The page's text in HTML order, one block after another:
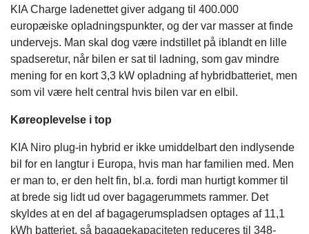
KIA Charge ladenettet giver adgang til 400.000
europæiske opladningspunkter, og der var masser at finde
undervejs. Man skal dog være indstillet på iblandt en lille
spadseretur, når bilen er sat til ladning, som gav mindre
mening for en kort 3,3 kW opladning af hybridbatteriet, men
som vil være helt central hvis bilen var en elbil.
Køreoplevelse i top
KIA Niro plug-in hybrid er ikke umiddelbart den indlysende
bil for en langtur i Europa, hvis man har familien med. Men
er man to, er den helt fin, bl.a. fordi man hurtigt kommer til
at brede sig lidt ud over bagagerummets rammer. Det
skyldes at en del af bagagerumspladsen optages af 11,1
kWh batteriet, så bagagekapaciteten reduceres til 348-